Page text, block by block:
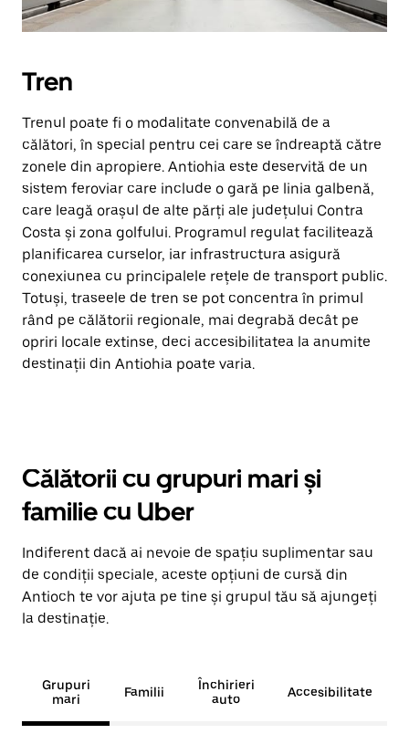
Tren
Trenul poate fi o modalitate convenabilă de a
călători, în special pentru cei care se îndreaptă către
zonele din apropiere. Antiohia este deservită de un
sistem feroviar care include o gară pe linia galbenă,
care leagă orașul de alte părți ale județului Contra
Costa și zona golfului. Programul regulat facilitează
planificarea curselor, iar infrastructura asigură
conexiunea cu principalele rețele de transport public.
Totuși, traseele de tren se pot concentra în primul
rând pe călătorii regionale, mai degrabă decât pe
opriri locale extinse, deci accesibilitatea la anumite
destinații din Antiohia poate varia.
Călătorii cu grupuri mari și
familie cu Uber
Indiferent dacă ai nevoie de spațiu suplimentar sau
de condiții speciale, aceste opțiuni de cursă din
Antioch te vor ajuta pe tine și grupul tău să ajungeți
la destinație.
Grupuri
mari
Familii
Închirieri
auto
Accesibilitate